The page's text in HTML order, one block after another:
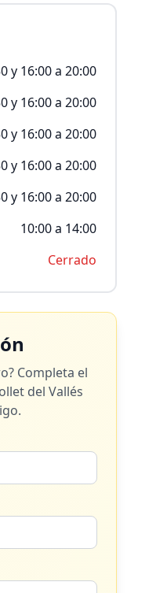
y 16:00 a 20:00
y 16:00 a 20:00
y 16:00 a 20:00
y 16:00 a 20:00
y 16:00 a 20:00
10:00 a 14:00
Cerrado
Completa el
del Vallés